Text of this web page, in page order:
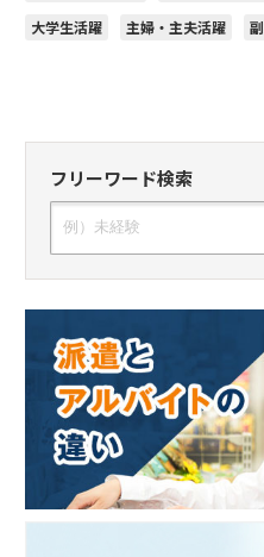
大学生活躍
主婦・主夫活躍
フリーワード検索